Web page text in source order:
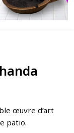
œuvre d’art
patio.